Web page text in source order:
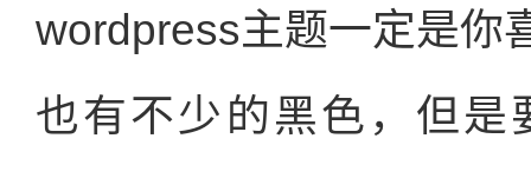
wordpress主题一定是你
也有不少的黑色，但是